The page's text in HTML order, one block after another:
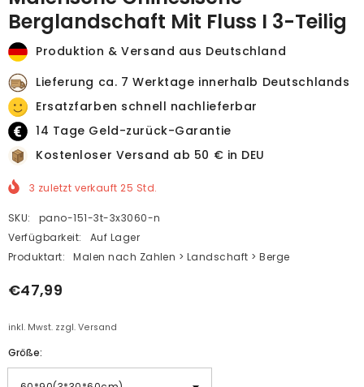
Berglandschaft Mit Fluss I 3-Teilig
Produktion & Versand aus Deutschland
Lieferung ca. 7 Werktage innerhalb Deutschlands
Ersatzfarben schnell nachlieferbar
14 Tage Geld-zurück-Garantie
Kostenloser Versand ab 50 € in DEU
3 zuletzt verkauft25 Std.
SKU:
pano-151-3t-3x3060-n
Verfügbarkeit:
Auf Lager
Produktart:
Malen nach Zahlen > Landschaft > Berge
€47,99
inkl. Mwst. zzgl. Versand
Größe: